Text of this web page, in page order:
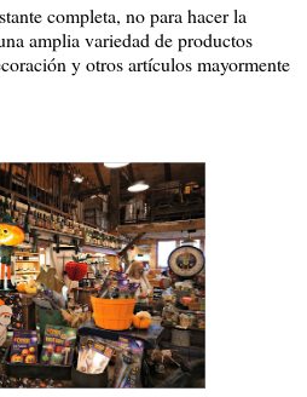
completa, no para hacer la
amplia variedad de productos
y otros artículos mayormente